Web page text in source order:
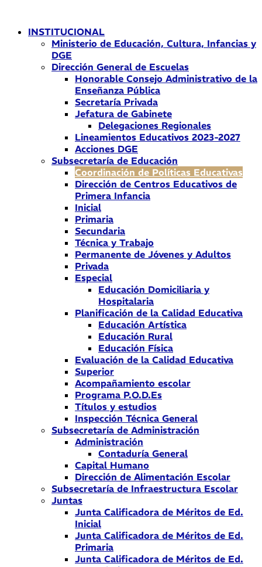
contenidoINSTITUCIONAL
Ministerio de Educación, Cultura, Infancias y
DGE
Dirección General de Escuelas
Honorable Consejo Administrativo de la
Enseñanza Pública
Secretaría Privada
Jefatura de Gabinete
Delegaciones Regionales
Lineamientos Educativos 2023-2027
Acciones DGE
Subsecretaría de Educación
Coordinación de Políticas Educativas
Dirección de Centros Educativos de
Primera Infancia
Inicial
Primaria
Secundaria
Técnica y Trabajo
Permanente de Jóvenes y Adultos
Privada
Especial
Educación Domiciliaria y
Hospitalaria
Planificación de la Calidad Educativa
Educación Artística
Educación Rural
Educación Física
Evaluación de la Calidad Educativa
Superior
Acompañamiento escolar
Programa P.O.D.Es
Títulos y estudios
Inspección Técnica General
Subsecretaría de Administración
Administración
Contaduría General
Capital Humano
Dirección de Alimentación Escolar
Subsecretaría de Infraestructura Escolar
Juntas
Junta Calificadora de Méritos de Ed.
Inicial
Junta Calificadora de Méritos de Ed.
Primaria
Junta Calificadora de Méritos de Ed.